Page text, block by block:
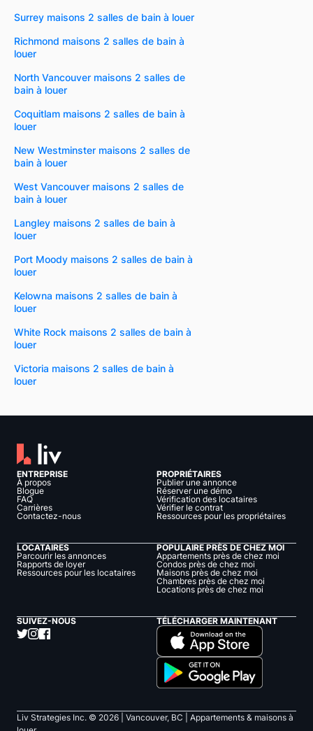
Surrey maisons 2 salles de bain à louer
Richmond maisons 2 salles de bain à
louer
North Vancouver maisons 2 salles de
bain à louer
Coquitlam maisons 2 salles de bain à
louer
New Westminster maisons 2 salles de
bain à louer
West Vancouver maisons 2 salles de
bain à louer
Langley maisons 2 salles de bain à
louer
Port Moody maisons 2 salles de bain à
louer
Kelowna maisons 2 salles de bain à
louer
White Rock maisons 2 salles de bain à
louer
Victoria maisons 2 salles de bain à
louer
ENTREPRISE
À propos
Blogue
FAQ
Carrières
Contactez-nous
PROPRIÉTAIRES
Publier une annonce
Réserver une démo
Vérification des locataires
Vérifier le contrat
Ressources pour les propriétaires
LOCATAIRES
Parcourir les annonces
Rapports de loyer
Ressources pour les locataires
POPULAIRE PRÈS DE CHEZ MOI
Appartements près de chez moi
Condos près de chez moi
Maisons près de chez moi
Chambres près de chez moi
Locations près de chez moi
SUIVEZ-NOUS TÉLÉCHARGER MAINTENANT
Liv Strategies Inc. © 2026 | Vancouver, BC |
Appartements & maisons à